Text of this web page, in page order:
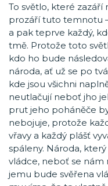
To světlo, které
prozáří tuto temnotu
a pak teprve každý,
tmě. Protože toto
kdo ho bude
národa, ať už se po
kde jsou všichni
neutlačují neboť jho
prut jeho poháněče
nebojuje, protože
vřavy a každý plášť
spáleny. Národa,
vládce, neboť se nám
jemu bude svěřena